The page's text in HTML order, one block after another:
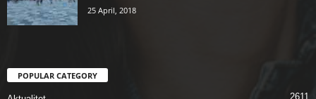
25 April, 2018
POPULAR CATEGORY
2611